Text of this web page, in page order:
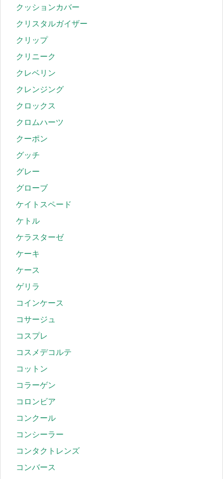
クッションカバー
クリスタルガイザー
クリップ
クリニーク
クレベリン
クレンジング
クロックス
クロムハーツ
クーポン
グッチ
グレー
グローブ
ケイトスペード
ケトル
ケラスターゼ
ケーキ
ケース
ゲリラ
コインケース
コサージュ
コスプレ
コスメデコルテ
コットン
コラーゲン
コロンビア
コンクール
コンシーラー
コンタクトレンズ
コンバース